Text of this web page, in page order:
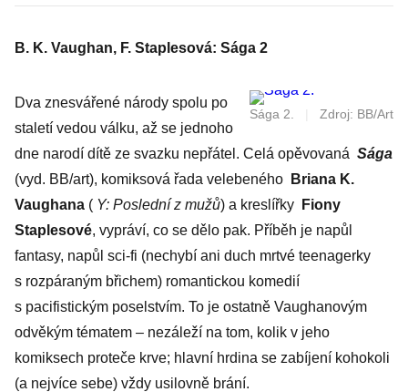
B. K. Vaughan, F. Staplesová: Sága 2
Sága 2. Zdroj: BB/Art
Dva znesvářené národy spolu po
staletí vedou válku, až se jednoho
dne narodí dítě ze svazku nepřátel. Celá opěvovaná Sága
(vyd. BB/art), komiksová řada velebeného
Briana K.
Vaughana ( Y: Poslední z mužů) a kreslířky
Fiony
Staplesové, vypráví, co se dělo pak. Příběh je napůl
fantasy, napůl sci-fi (nechybí ani duch mrtvé teenagerky
s rozpáraným břichem) romantickou komedií
s pacifistickým poselstvím. To je ostatně Vaughanovým
odvěkým tématem – nezáleží na tom, kolik v jeho
komiksech proteče krve; hlavní hrdina se zabíjení kohokoli
(a nejvíce sebe) vždy usilovně brání.